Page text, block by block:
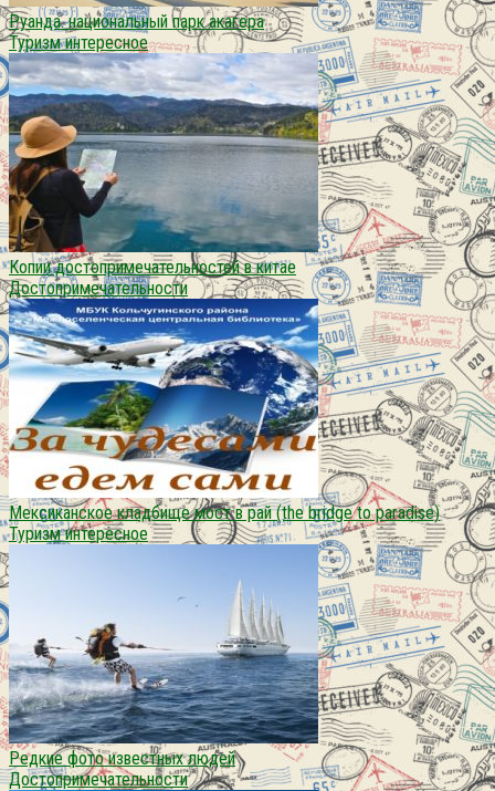
Руанда. национальный парк акагера
Туризм интересное
Копии достопримечательностей в китае
Достопримечательности
Мексиканское кладбище мост в рай (the bridge to paradise)
Туризм интересное
Редкие фото известных людей
Достопримечательности